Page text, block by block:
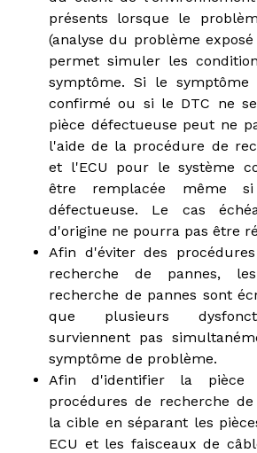
présents lorsque le
(analyse du problème
permet simuler les
symptôme. Si le
confirmé ou si le DTC ne
pièce défectueuse peut ne
l'aide de la procédure de
et l'ECU pour le système
être remplacée même
défectueuse. Le cas
d'origine ne pourra pas être
Afin d'éviter des
recherche de pannes,
recherche de pannes sont
que plusieurs
surviennent pas
symptôme de problème.
Afin d'identifier la pièce
procédures de recherche
la cible en séparant les
ECU et les faisceaux de